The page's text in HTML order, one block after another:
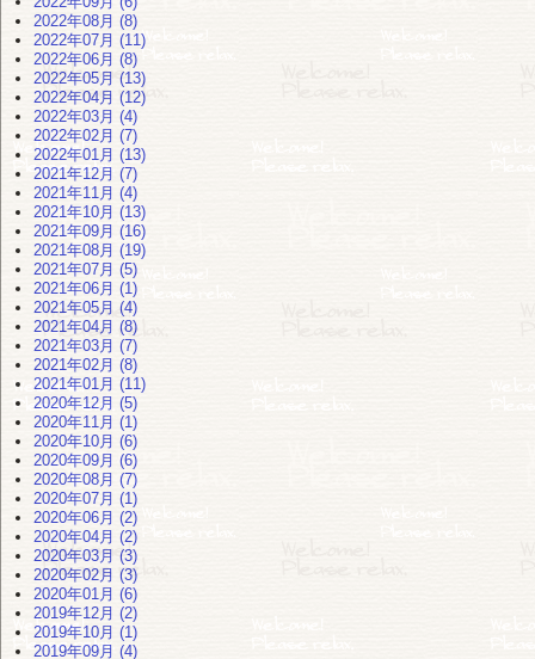
2022年08月 (8)
2022年07月 (11)
2022年06月 (8)
2022年05月 (13)
2022年04月 (12)
2022年03月 (4)
2022年02月 (7)
2022年01月 (13)
2021年12月 (7)
2021年11月 (4)
2021年10月 (13)
2021年09月 (16)
2021年08月 (19)
2021年07月 (5)
2021年06月 (1)
2021年05月 (4)
2021年04月 (8)
2021年03月 (7)
2021年02月 (8)
2021年01月 (11)
2020年12月 (5)
2020年11月 (1)
2020年10月 (6)
2020年09月 (6)
2020年08月 (7)
2020年07月 (1)
2020年06月 (2)
2020年04月 (2)
2020年03月 (3)
2020年02月 (3)
2020年01月 (6)
2019年12月 (2)
2019年10月 (1)
2019年09月 (4)